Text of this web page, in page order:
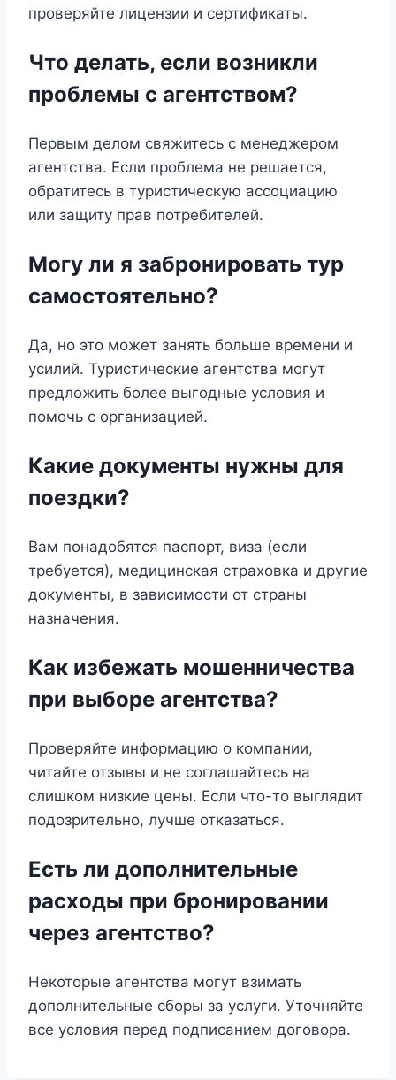
проверяйте лицензии и сертификаты.
Что делать, если возникли
проблемы с агентством?
Первым делом свяжитесь с менеджером
агентства. Если проблема не решается,
обратитесь в туристическую ассоциацию
или защиту прав потребителей.
Могу ли я забронировать тур
самостоятельно?
Да, но это может занять больше времени и
усилий. Туристические агентства могут
предложить более выгодные условия и
помочь с организацией.
Какие документы нужны для
поездки?
Вам понадобятся паспорт, виза (если
требуется), медицинская страховка и другие
документы, в зависимости от страны
назначения.
Как избежать мошенничества
при выборе агентства?
Проверяйте информацию о компании,
читайте отзывы и не соглашайтесь на
слишком низкие цены. Если что-то выглядит
подозрительно, лучше отказаться.
Есть ли дополнительные
расходы при бронировании
через агентство?
Некоторые агентства могут взимать
дополнительные сборы за услуги. Уточняйте
все условия перед подписанием договора.